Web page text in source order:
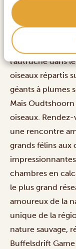
Oudtshoorn,
Karoo) et
Swartberg, est
pittoresque 62.
l'autruche dans
oiseaux répartis
géants à plumes
Mais
oiseaux.
une rencontre
grands félins aux
chambres en
le plus grand
amoureux de la
unique de la
nature sauvage,
Buffelsdrift